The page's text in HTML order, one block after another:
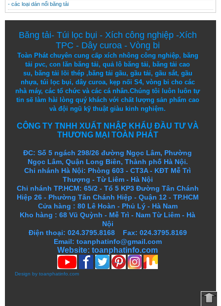
- các loại dán nối băng tải
Băng tải- Túi lọc bụi - Xích công nghiệp-Xích
TPC - Dây curoa - Vòng bi
Toàn Phát chuyên cung cấp xích nhông công nghiệp, băng
tải pvc,con lăn băng tải,quả lô băng tải, băng tải cao
su, băng tải lõi thép,băng tải gầu, gầu tải, gầu sắt, gầu
nhựa, túi lọc bụi, dây curoa, kẹp nối S4, vòng bi cho các
nhà máy, các tổ chức và các cá nhân.Chúng tôi luôn luôn tự
tin sẽ làm hài lòng quý khách với chất lượng sảnphẩm cao
và đội ngũ kỹ thuật giàu kinh nghiệm.
CÔNG TY TNHH XUẤT NHẬP KHẨU ĐẦU TƯ VÀ
THƯƠNG MẠI TOÀN PHÁT
ĐC: Số 5 ngách 298/26 đường Ngọc Lâm, Phường
Ngọc Lâm, Quận Long Biên, Thành phố Hà Nội.
Chi nhánh Hà Nội: Phòng 603 - CT3A - KĐT Mễ Trì
Thượng - Từ Liêm - Hà Nội
Chi nhánh TP.HCM: 65/2 - Tổ 5 KP3 Đường Tân Chánh
Hiệp 26 - Phường Tân Chánh Hiệp - Quận 12 - TP.HCM
Cửa hàng : 80 Lê Hoàn - Phủ Lý - Hà Nam
Kho hàng :68 Vũ Quỳnh - Mễ Trì - Nam Từ Liêm - Hà
Nội
Điện thoại: 024.3795.8168 Fax: 024.3795.8169
Email: toanphatinfo@gmail.com
Website: toanphatinfo.com
Design by toanphatinfo.com